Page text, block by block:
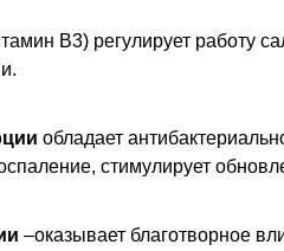
В3) регулирует работу
обладает
стимулирует
–оказывает благотворное